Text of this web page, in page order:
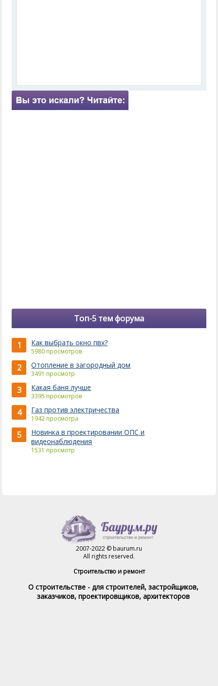
Топ-5 тем форума
1 Как выбрать окно пвх?
5980 просмотров
2 Отопление в загородный дом
3491 просмотр
3 Какая баня лучше
3395 просмотров
4 Газ против электричества
1942 просмотра
5
Новинка в проектировании ОПС и
видеонаблюдения
1531 просмотр
2007-2022 © baurum.ru
All rights reserved.
Строительство и ремонт
О строительстве - для строителей, застройщиков,
заказчиков, проектировщиков, архитекторов